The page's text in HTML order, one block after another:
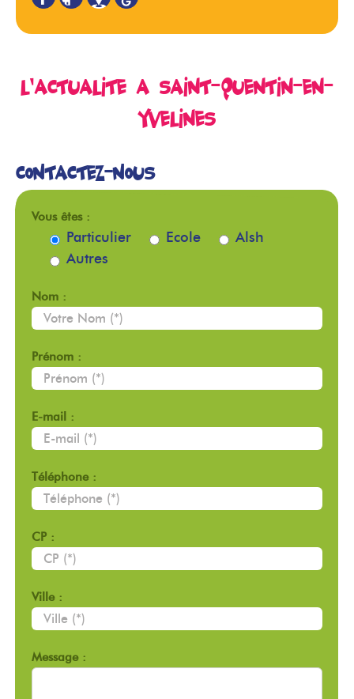
L’actualité à Saint-Quentin-en-
Yvelines
Contactez-nous
Vous êtes :
Particulier Ecole
Alsh
Autres
Nom :
Prénom :
E-mail :
Téléphone :
CP :
Ville :
Message :